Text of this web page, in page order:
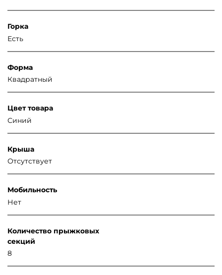
Горка
Есть
Форма
Квадратный
Цвет товара
Синий
Крыша
Отсутствует
Мобильность
Нет
Количество прыжковых
секций
8